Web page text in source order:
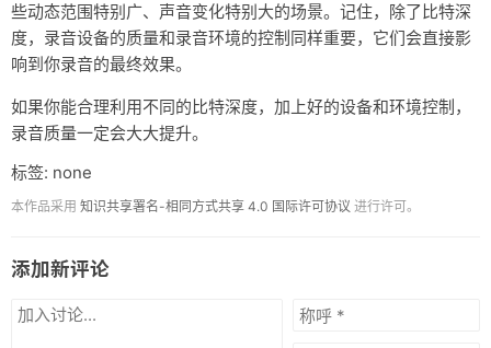
些动态范围特别广、声音变化特别大的场景。记住，除了比特深
度，录音设备的质量和录音环境的控制同样重要，它们会直接影
响到你录音的最终效果。
如果你能合理利用不同的比特深度，加上好的设备和环境控制，
录音质量一定会大大提升。
标签: none
本作品采用 知识共享署名-相同方式共享 4.0 国际许可协议 进行许可。
添加新评论